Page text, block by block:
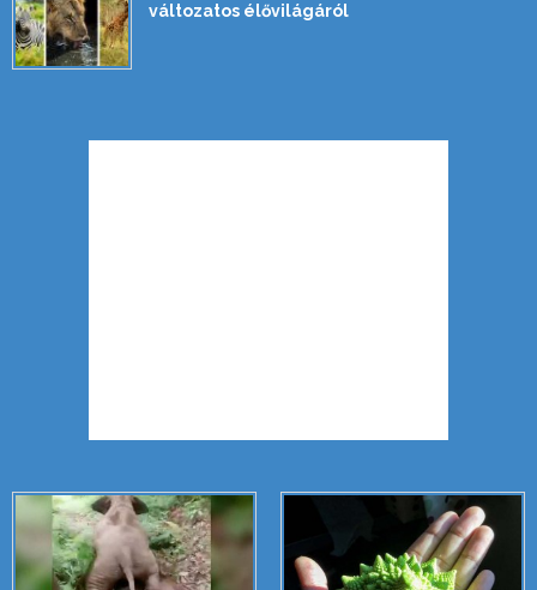
változatos élővilágáról